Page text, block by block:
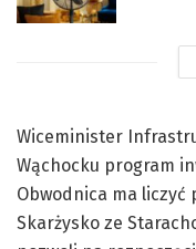
Wiceminister
Wąchocku program
Obwodnica ma liczyć
Skarżysko ze